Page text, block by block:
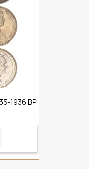
1936 BP